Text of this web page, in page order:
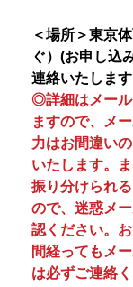
＜場所＞東京
ぐ）(お申し込
連絡いたします
◎詳細はメール
ますので、メ
力はお間違い
いたします。
振り分けられ
ので、迷惑メ
認ください。
間経ってもメ
は必ずご連絡く